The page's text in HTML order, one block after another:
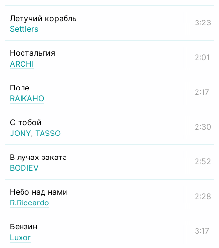
Летучий корабль
Settlers
3:23
Ностальгия
ARCHI
2:01
Поле
RAIKAHO
2:17
С тобой
JONY, TASSO
2:30
В лучах заката
BODIEV
2:52
Небо над нами
R.Riccardo
2:28
Бензин
Luxor
3:17